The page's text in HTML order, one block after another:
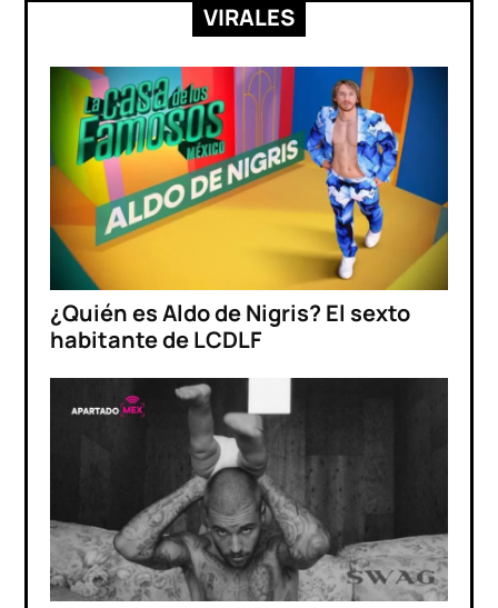
VIRALES
¿Quién es Aldo de Nigris? El sexto
habitante de LCDLF